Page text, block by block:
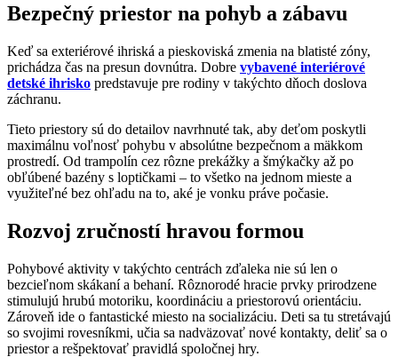
Bezpečný priestor na pohyb a zábavu
Keď sa exteriérové ihriská a pieskoviská zmenia na blatisté zóny,
prichádza čas na presun dovnútra. Dobre vybavené interiérové
detské ihrisko predstavuje pre rodiny v takýchto dňoch doslova
záchranu.
Tieto priestory sú do detailov navrhnuté tak, aby deťom poskytli
maximálnu voľnosť pohybu v absolútne bezpečnom a mäkkom
prostredí. Od trampolín cez rôzne prekážky a šmýkačky až po
obľúbené bazény s loptičkami – to všetko na jednom mieste a
využiteľné bez ohľadu na to, aké je vonku práve počasie.
Rozvoj zručností hravou formou
Pohybové aktivity v takýchto centrách zďaleka nie sú len o
bezcieľnom skákaní a behaní. Rôznorodé hracie prvky prirodzene
stimulujú hrubú motoriku, koordináciu a priestorovú orientáciu.
Zároveň ide o fantastické miesto na socializáciu. Deti sa tu stretávajú
so svojimi rovesníkmi, učia sa nadväzovať nové kontakty, deliť sa o
priestor a rešpektovať pravidlá spoločnej hry.